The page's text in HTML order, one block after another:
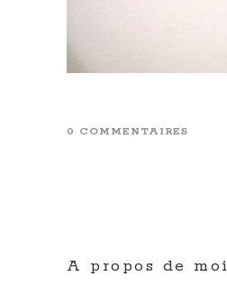
0 COMMENTAIRES
A propos de moi